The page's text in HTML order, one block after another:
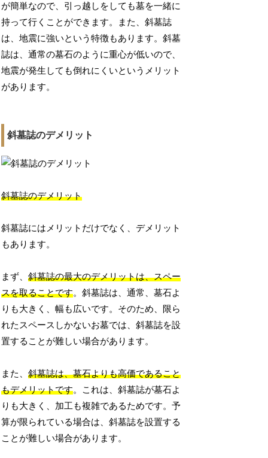
が簡単なので、引っ越しをしても墓を一緒に
持って行くことができます。また、斜墓誌
は、地震に強いという特徴もあります。斜墓
誌は、通常の墓石のように重心が低いので、
地震が発生しても倒れにくいというメリット
があります。
斜墓誌のデメリット
斜墓誌のデメリット
斜墓誌にはメリットだけでなく、デメリット
もあります。
まず、斜墓誌の最大のデメリットは、スペー
スを取ることです。斜墓誌は、通常、墓石よ
りも大きく、幅も広いです。そのため、限ら
れたスペースしかないお墓では、斜墓誌を設
置することが難しい場合があります。
また、斜墓誌は、墓石よりも高価であること
もデメリットです。これは、斜墓誌が墓石よ
りも大きく、加工も複雑であるためです。予
算が限られている場合は、斜墓誌を設置する
ことが難しい場合があります。